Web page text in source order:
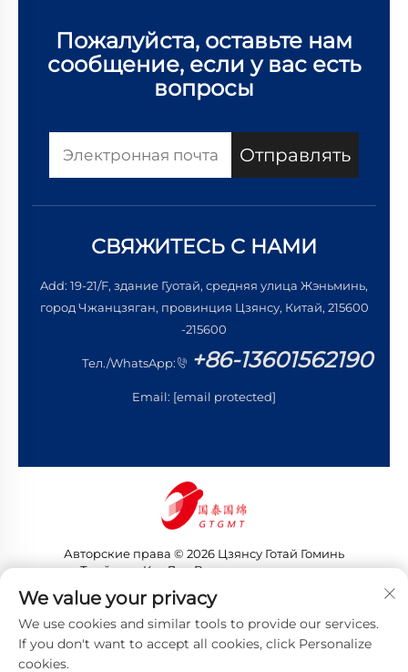
Пожалуйста, оставьте нам
сообщение, если у вас есть
вопросы
Отправлять
СВЯЖИТЕСЬ С НАМИ
Add: 19-21/F, здание Гуотай, средняя улица Жэньминь,
город Чжанцзяган, провинция Цзянсу, Китай, 215600
-215600
Тел./WhatsApp: +86-13601562190
Email: [email protected]
Авторские права © 2026 Цзянсу Готай Гоминь
Трейдинг Ко., Лтд. Все права защищены
Политика конфиденциальности
We value your privacy
We use cookies and similar tools to provide our services.
If you don't want to accept all cookies, click Personalize
cookies.